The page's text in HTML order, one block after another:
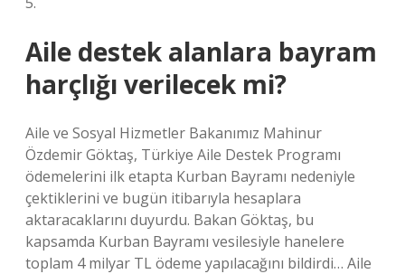
Aile destek alanlara bayram
harçlığı verilecek mi?
Aile ve Sosyal Hizmetler Bakanımız Mahinur
Özdemir Göktaş, Türkiye Aile Destek Programı
ödemelerini ilk etapta Kurban Bayramı nedeniyle
çektiklerini ve bugün itibarıyla hesaplara
aktaracaklarını duyurdu. Bakan Göktaş, bu
kapsamda Kurban Bayramı vesilesiyle hanelere
toplam 4 milyar TL ödeme yapılacağını bildirdi… Aile